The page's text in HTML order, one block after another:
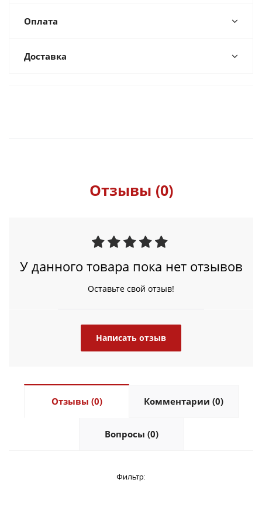
Оплата
Доставка
Отзывы (0)
У данного товара пока нет отзывов
Оставьте свой отзыв!
Написать отзыв
Отзывы (0) Комментарии (0)
Вопросы (0)
Фильтр: